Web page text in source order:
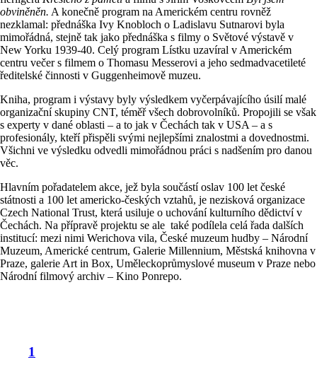
obviněněn. A konečně program na Americkém centru rovněž
nezklamal: přednáška Ivy Knobloch o Ladislavu Sutnarovi byla
mimořádná, stejně tak jako přednáška s filmy o Světové výstavě v
New Yorku 1939-40. Celý program Lístku uzavíral v Americkém
centru večer s filmem o Thomasu Messerovi a jeho sedmadvacetileté
ředitelské činnosti v Guggenheimově muzeu.
Kniha, program i výstavy byly výsledkem vyčerpávajícího úsilí malé
organizační skupiny CNT, téměř všech dobrovolníků. Propojili se však
s experty v dané oblasti – a to jak v Čechách tak v USA – a s
profesionály, kteří přispěli svými nejlepšími znalostmi a dovednostmi.
Všichni ve výsledku odvedli mimořádnou práci s nadšením pro danou
věc.
Hlavním pořadatelem akce, jež byla součástí oslav 100 let české
státnosti a 100 let americko-českých vztahů, je nezisková organizace
Czech National Trust, která usiluje o uchování kulturního dědictví v
Čechách. Na přípravě projektu se ale také podílela celá řada dalších
institucí: mezi nimi Werichova vila, České muzeum hudby – Národní
Muzeum, Americké centrum, Galerie Millennium, Městská knihovna v
Praze, galerie Art in Box, Uměleckoprůmyslové museum v Praze nebo
Národní filmový archiv – Kino Ponrepo.
1